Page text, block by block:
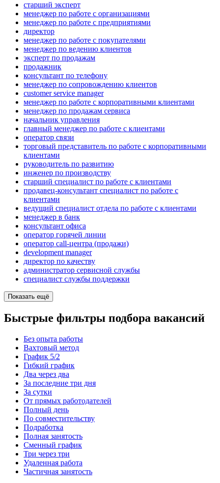
старший эксперт
менеджер по работе с организациями
менеджер по работе с предприятиями
директор
менеджер по работе с покупателями
менеджер по ведению клиентов
эксперт по продажам
продажник
консультант по телефону
менеджер по сопровождению клиентов
customer service manager
менеджер по работе с корпоративными клиентами
менеджер по продажам сервиса
начальник управления
главный менеджер по работе с клиентами
оператор связи
торговый представитель по работе с корпоративными
клиентами
руководитель по развитию
инженер по производству
старший специалист по работе с клиентами
продавец-консультант специалист по работе с
клиентами
ведущий специалист отдела по работе с клиентами
менеджер в банк
консультант офиса
оператор горячей линии
оператор call-центра (продажи)
development manager
директор по качеству
администратор сервисной службы
специалист службы поддержки
Показать ещё
Быстрые фильтры подбора вакансий
Без опыта работы
Вахтовый метод
График 5/2
Гибкий график
Два через два
За последние три дня
За сутки
От прямых работодателей
Полный день
По совместительству
Подработка
Полная занятость
Сменный график
Три через три
Удаленная работа
Частичная занятость